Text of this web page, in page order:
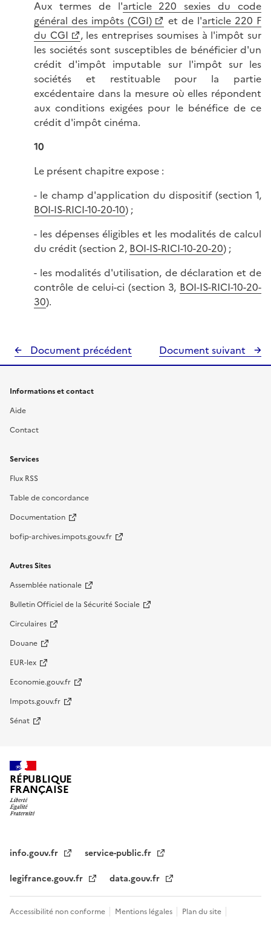
Aux termes de l'article 220 sexies du code
général des impôts (CGI)
et de l'article 220 F
du CGI
, les entreprises soumises à l'impôt sur
les sociétés sont susceptibles de bénéficier d'un
crédit d'impôt imputable sur l'impôt sur les
sociétés et restituable pour la partie
excédentaire dans la mesure où elles répondent
aux conditions exigées pour le bénéfice de ce
crédit d'impôt cinéma.
10
Le présent chapitre expose :
- le champ d'application du dispositif (section 1,
BOI-IS-RICI-10-20-10) ;
- les dépenses éligibles et les modalités de calcul
du crédit (section 2, BOI-IS-RICI-10-20-20) ;
- les modalités d'utilisation, de déclaration et de
contrôle de celui-ci (section 3, BOI-IS-RICI-10-20-
30).
Document précédent Document suivant
Informations et contact
Aide
Contact
Services
Flux RSS
Table de concordance
Documentation
bofip-archives.impots.gouv.fr
Autres Sites
Assemblée nationale
Bulletin Officiel de la Sécurité Sociale
Circulaires
Douane
EUR-lex
Economie.gouv.fr
Impots.gouv.fr
Sénat
RÉPUBLIQUE
FRANÇAISE
info.gouv.fr
service-public.fr
legifrance.gouv.fr
data.gouv.fr
Accessibilité non conforme Mentions légales Plan du site